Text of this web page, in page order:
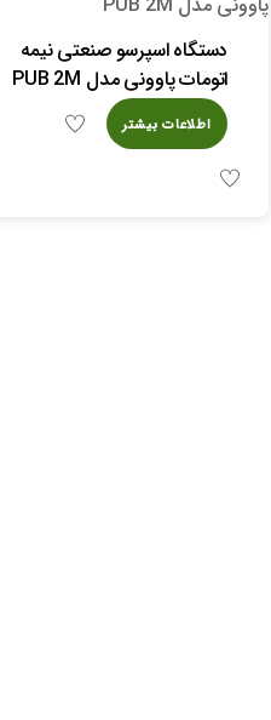
دستگاه اسپرسو صنعتی نیمه
اتومات پاوونی مدل PUB 2M
اطلاعات بیشتر